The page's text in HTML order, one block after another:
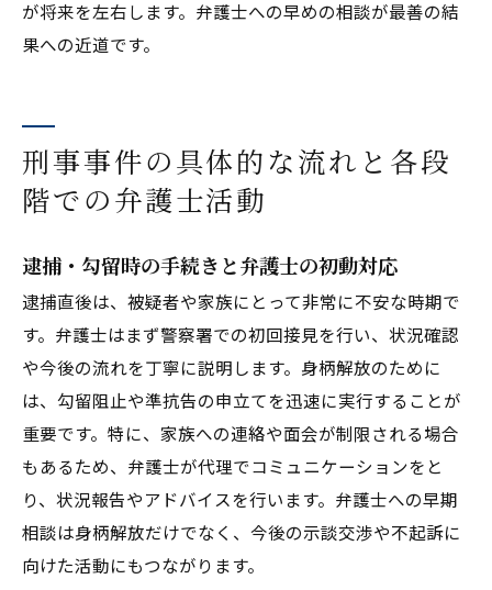
が将来を左右します。弁護士への早めの相談が最善の結
果への近道です。
刑事事件の具体的な流れと各段
階での弁護士活動
逮捕・勾留時の手続きと弁護士の初動対応
逮捕直後は、被疑者や家族にとって非常に不安な時期で
す。弁護士はまず警察署での初回接見を行い、状況確認
や今後の流れを丁寧に説明します。身柄解放のために
は、勾留阻止や準抗告の申立てを迅速に実行することが
重要です。特に、家族への連絡や面会が制限される場合
もあるため、弁護士が代理でコミュニケーションをと
り、状況報告やアドバイスを行います。弁護士への早期
相談は身柄解放だけでなく、今後の示談交渉や不起訴に
向けた活動にもつながります。